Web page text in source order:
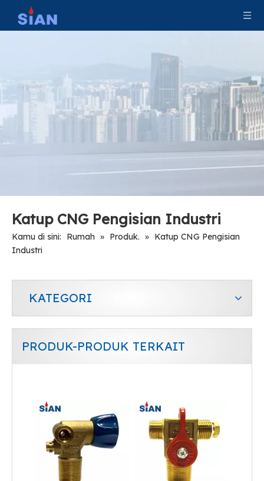
Katup CNG Pengisian Industri
Kamu di sini: Rumah » Produk. » Katup CNG Pengisian
Industri
KATEGORI
PRODUK-PRODUK TERKAIT
Katup CNG Pelepas Tekanan Tangki Industri
Katup CNG Tangki Industri